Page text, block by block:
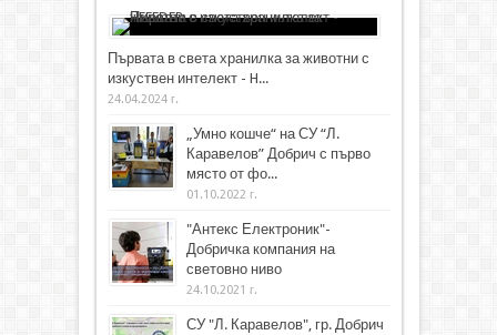
Първата в света хранилка за животни с
изкуствен интелект - H...
24.04.2024 г.
„Умно кошче“ на СУ “Л.
Каравелов” Добрич с първо
място от фо...
01.10.2022 г.
"Антекс Електроник"-
Добричка компания на
световно ниво
24.10.2021 г.
СУ "Л. Каравелов", гр. Добрич